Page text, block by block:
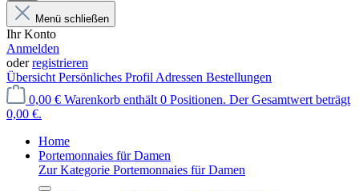
Menü schließen
Ihr Konto
Anmelden
oderregistrieren
Übersicht Persönliches Profil Adressen Bestellungen
0,00 € Warenkorb enthält 0 Positionen. Der Gesamtwert beträgt
0,00 €.
Home
Portemonnaies für Damen
Zur Kategorie Portemonnaies für Damen